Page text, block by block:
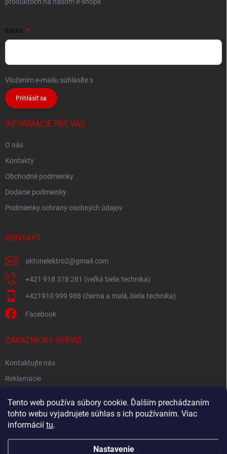
Tento web používa súbory cookie. Ďalším prechádzaním
tohto webu vyjadrujete súhlas s ich používaním. Viac
informácií tu.
Nastavenie
EMAIL
Vložením e-mailu súhlasíte s
Prihlásiť sa
INFORMÁCIE PRE VÁS
O nás
Kontakty
Obchodné podmienky
Dodacie podmienky
Podmienky ochrany osobných údajov
KONTAKT
aktonelektro2@gmail.com
+421 918 378 281 (veľká biela technika)
+421910 999 988 (čierna a malá, biela technika)
Facebook
ZÁKAZNÍCKY SERVIS
Kontaktujte nás
Reklamácie